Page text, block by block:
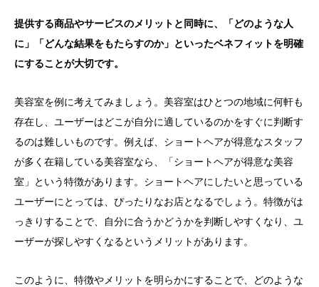
提供する商品やサービスのメリットと同時に、「どのような人
に」「どんな結果をもたらすのか」といったベネフィットを明確
にすることが大切です。
美容室を例に考えてみましょう。美容室はひとつの地域に何軒も
存在し、ユーザーはどこが自分に適しているのかをすぐに判断す
るのは難しいものです。例えば、ショートヘアが得意なスタッフ
が多く在籍している美容室なら、「ショートヘアが得意な美容
室」という特徴があります。ショートヘアにしたいと思っている
ユーザーにとっては、ぴったりなお店となるでしょう。特徴がは
っきりすることで、自分に合うかどうかを判断しやすくなり、ユ
ーザーが探しやすくなるというメリットがあります。
このように、特徴やメリットを明らかにすることで、どのような